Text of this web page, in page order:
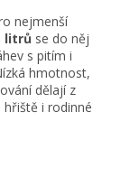
nejmenší
litrů se do něj
s pitím i
hmotnost,
dělají z
hřiště i rodinné